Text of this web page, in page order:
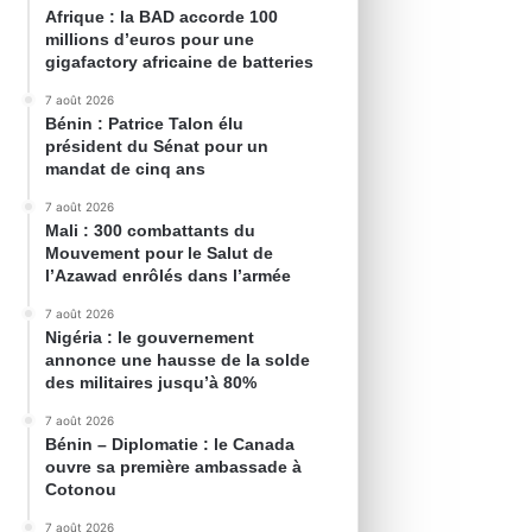
Afrique : la BAD accorde 100
millions d’euros pour une
gigafactory africaine de batteries
7 août 2026
Bénin : Patrice Talon élu
président du Sénat pour un
mandat de cinq ans
7 août 2026
Mali : 300 combattants du
Mouvement pour le Salut de
l’Azawad enrôlés dans l’armée
7 août 2026
Nigéria : le gouvernement
annonce une hausse de la solde
des militaires jusqu’à 80%
7 août 2026
Bénin – Diplomatie : le Canada
ouvre sa première ambassade à
Cotonou
7 août 2026